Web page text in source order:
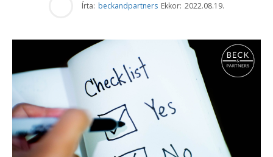
Írta: beckandpartners Ekkor: 2022.08.19.